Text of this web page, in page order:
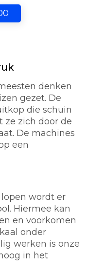
denken
gezet. De
die schuin
ze zich door de
De machines
een
wordt er
Hiermee kan
en voorkomen
onder
werken is onze
in het